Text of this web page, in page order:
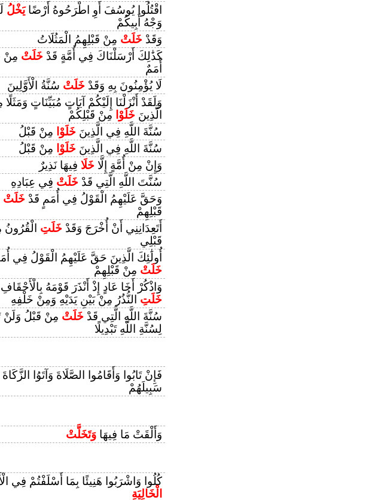
اقْتُلُوا يُوسُفَ أَوِ اطْرَحُوهُ أَرْضًايَخْلُ
وَجْهُ أَبِيكُمْ
وَقَدْ خَلَتْ مِنْ قَبْلِهِمُ الْمَثُلَاتُ
كَذَٰلِكَ أَرْسَلْنَاكَ فِي أُمَّةٍ قَدْ خَلَتْ مِنْ
أُمَمٌ
لَا يُؤْمِنُونَ بِهِ وَقَدْ خَلَتْ سُنَّةُ الْأَوَّلِينَ
وَلَقَدْ أَنْزَلْنَا إِلَيْكُمْ آيَاتٍ مُبَيِّنَاتٍ
الَّذِينَ خَلَوْا مِنْ قَبْلِكُمْ
سُنَّةَ اللَّهِ فِي الَّذِينَ خَلَوْا مِنْ قَبْلُ
سُنَّةَ اللَّهِ فِي الَّذِينَ خَلَوْا مِنْ قَبْلُ
وَإِنْ مِنْ أُمَّةٍ إِلَّا خَلَا فِيهَا نَذِيرٌ
سُنَّتَ اللَّهِ الَّتِي قَدْ خَلَتْ فِي عِبَادِهِ
وَحَقَّ عَلَيْهِمُ الْقَوْلُ فِي أُمَمٍ قَدْ خَلَتْ
قَبْلِهِمْ
أَتَعِدَانِنِي أَنْ أُخْرَجَ وَقَدْ خَلَتِ الْقُرُونُ
قَبْلِي
أُولَٰئِكَ الَّذِينَ حَقَّ عَلَيْهِمُ الْقَوْلُ فِي
خَلَتْ مِنْ قَبْلِهِمْ
وَاذْكُرْ أَخَا عَادٍ إِذْ أَنْذَرَ قَوْمَهُ
خَلَتِ النُّذُرُ مِنْ بَيْنِ يَدَيْهِ وَمِنْ خَلْفِهِ
سُنَّةَ اللَّهِ الَّتِي قَدْ خَلَتْ مِنْ قَبْلُ وَلَنْ
لِسُنَّةِ اللَّهِ تَبْدِيلًا
فَإِنْ تَابُوا وَأَقَامُوا الصَّلَاةَ وَآتَوُا الزَّكَاةَ
سَبِيلَهُمْ
وَأَلْقَتْ مَا فِيهَا وَتَخَلَّتْ
كُلُوا وَاشْرَبُوا هَنِيئًا بِمَا أَسْلَفْتُمْ فِي
الْخَالِيَةِ